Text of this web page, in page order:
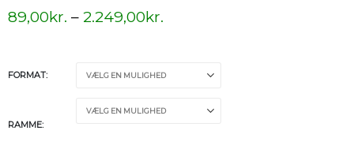
89,00kr. – 2.249,00kr.
FORMAT
RAMME